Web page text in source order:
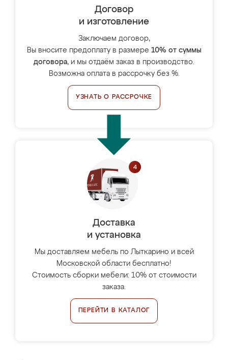
Договор
и изготовление
Заключаем договор,
Вы вносите предоплату в размере 10% от суммы
договора, и мы отдаём заказ в производство.
Возможна оплата в рассрочку без %.
УЗНАТЬ О РАССРОЧКЕ
Доставка
и установка
Мы доставляем мебель по Лыткарино и всей
Московской области бесплатно!
Стоимость сборки мебели: 10% от стоимости
заказа.
ПЕРЕЙТИ В КАТАЛОГ